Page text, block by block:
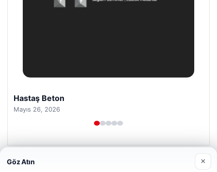
Prenses Night Club
Nisan 29, 2026
Göz Atın ×